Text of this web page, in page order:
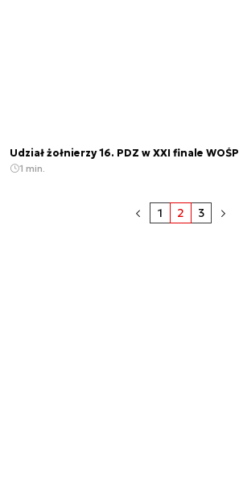
Udział żołnierzy 16. PDZ w XXI finale WOŚP
1 min.
1 2 3